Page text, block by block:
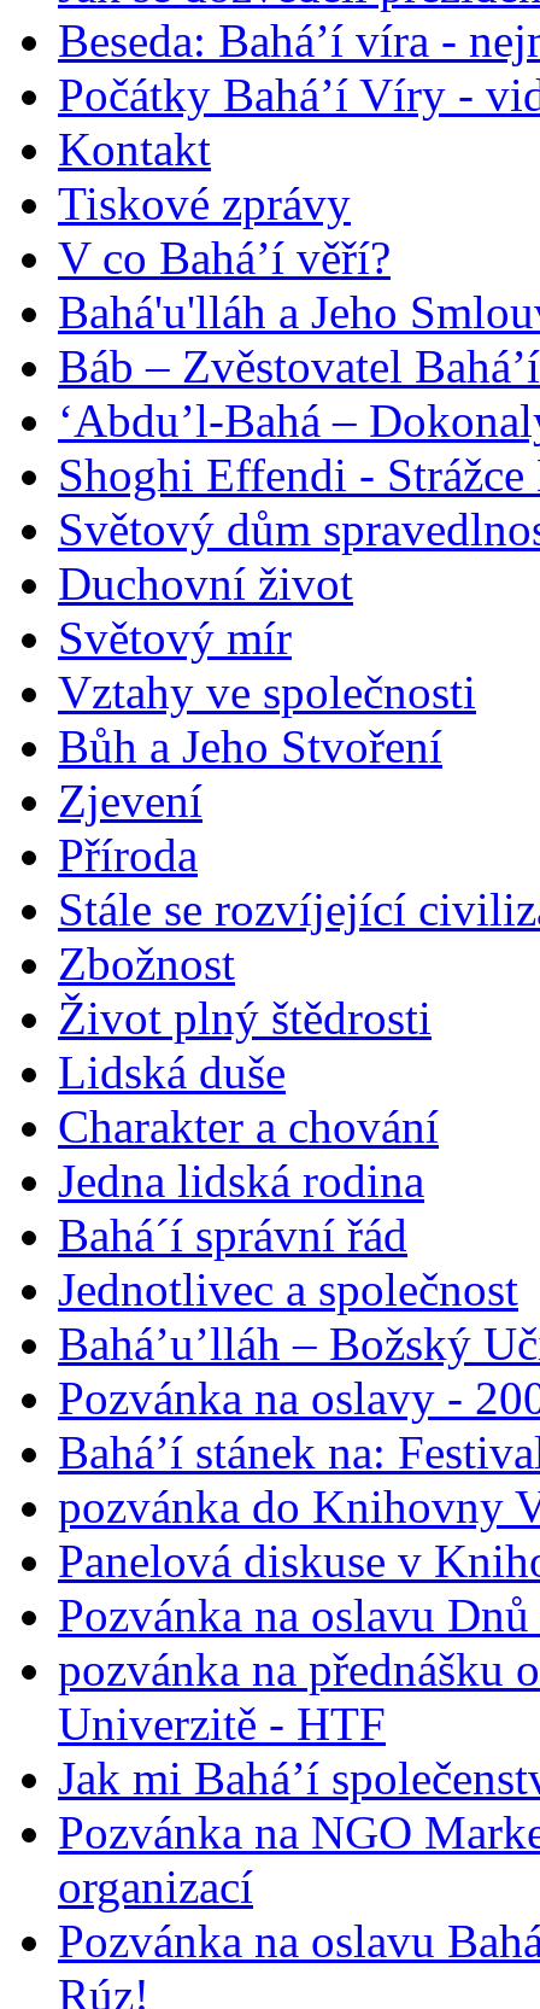
Beseda: Bahá’í víra -
Počátky Bahá’í Víry -
Kontakt
Tiskové zprávy
V co Bahá’í věří?
Bahá'u'lláh a Jeho
Báb – Zvěstovatel
‘Abdu’l-Bahá –
Shoghi Effendi -
Světový dům
Duchovní život
Světový mír
Vztahy ve společnosti
Bůh a Jeho Stvoření
Zjevení
Příroda
Stále se rozvíjející
Zbožnost
Život plný štědrosti
Lidská duše
Charakter a chování
Jedna lidská rodina
Bahá´í správní řád
Jednotlivec a společnost
Bahá’u’lláh – Božský
Pozvánka na oslavy -
Bahá’í stánek na:
pozvánka do Knihovny
Panelová diskuse v
Pozvánka na oslavu
pozvánka na přednášku
Univerzitě - HTF
Jak mi Bahá’í
Pozvánka na NGO
organizací
Pozvánka na oslavu
Rúz!